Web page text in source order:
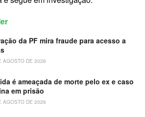
da PF mira fraude para acesso a
AGOSTO DE 2026
é ameaçada de morte pelo ex e caso
em prisão
AGOSTO DE 2026